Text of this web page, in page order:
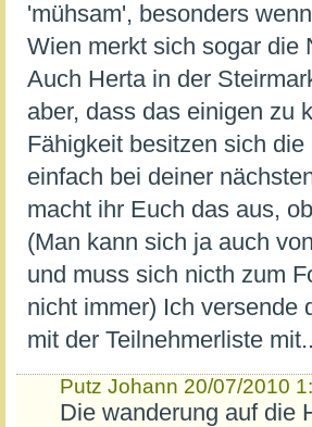
'mühsam', besonders
Wien merkt sich sogar die
Auch Herta in der
aber, dass das einigen zu
Fähigkeit besitzen sich
einfach bei deiner
macht ihr Euch das aus,
(Man kann sich ja auch
und muss sich nicth zum
nicht immer) Ich versende
mit der Teilnehmerliste
Putz Johann 20/07/2010
Die wanderung auf die